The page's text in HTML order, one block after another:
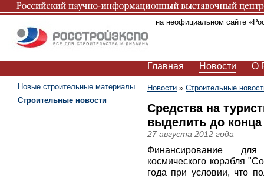
Вы находитесь на неофициальном сайте
Главная Новости О
Новости » Строительные
Средства на
выделить до
27 августа 2012 года
Финансирование для
космического корабля
года при условии, что
Новые строительные материалы
Строительные новости